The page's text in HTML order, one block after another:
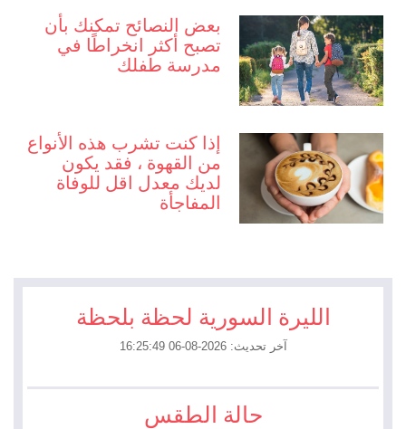
بعض النصائح تمكنك بأن
تصبح أكثر انخراطًا في
مدرسة طفلك
إذا كنت تشرب هذه الأنواع
من القهوة ، فقد يكون
لديك معدل اقل للوفاة
المفاجأة
الليرة السورية لحظة بلحظة
آخر تحديث: 2026-08-06 16:25:49
حالة الطقس